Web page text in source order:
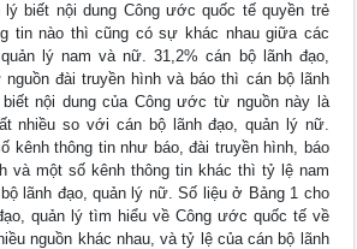
lý biết nội dung Công ước quốc tế quyền trẻ
tin nào thì cũng có sự khác nhau giữa các
lý nam và nữ. 31,2% cán bộ lãnh đạo,
đài truyền hình và báo thì cán bộ lãnh
nội dung của Công ước từ nguồn này là
nhiều so với cán bộ lãnh đạo, quản lý nữ.
kênh thông tin như báo, đài truyền hình, báo
và một số kênh thông tin khác thì tỷ lệ nam
lãnh đạo, quản lý nữ. Số liệu ở Bảng 1 cho
quản lý tìm hiểu về Công ước quốc tế về
nguồn khác nhau, và tỷ lệ của cán bộ lãnh